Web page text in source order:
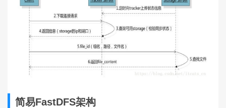
简易FastDFS架构